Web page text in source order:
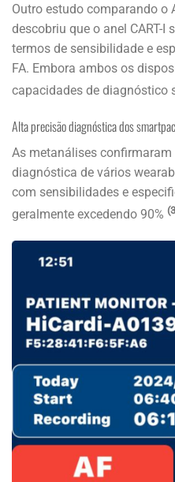
Outro estudo comparando o
descobriu que o anel CART-I
termos de sensibilidade e
FA. Embora ambos os
capacidades de diagnóstico
Alta precisão diagnóstica dos
As metanálises
diagnóstica de vários
com sensibilidades e
geralmente excedendo 90%